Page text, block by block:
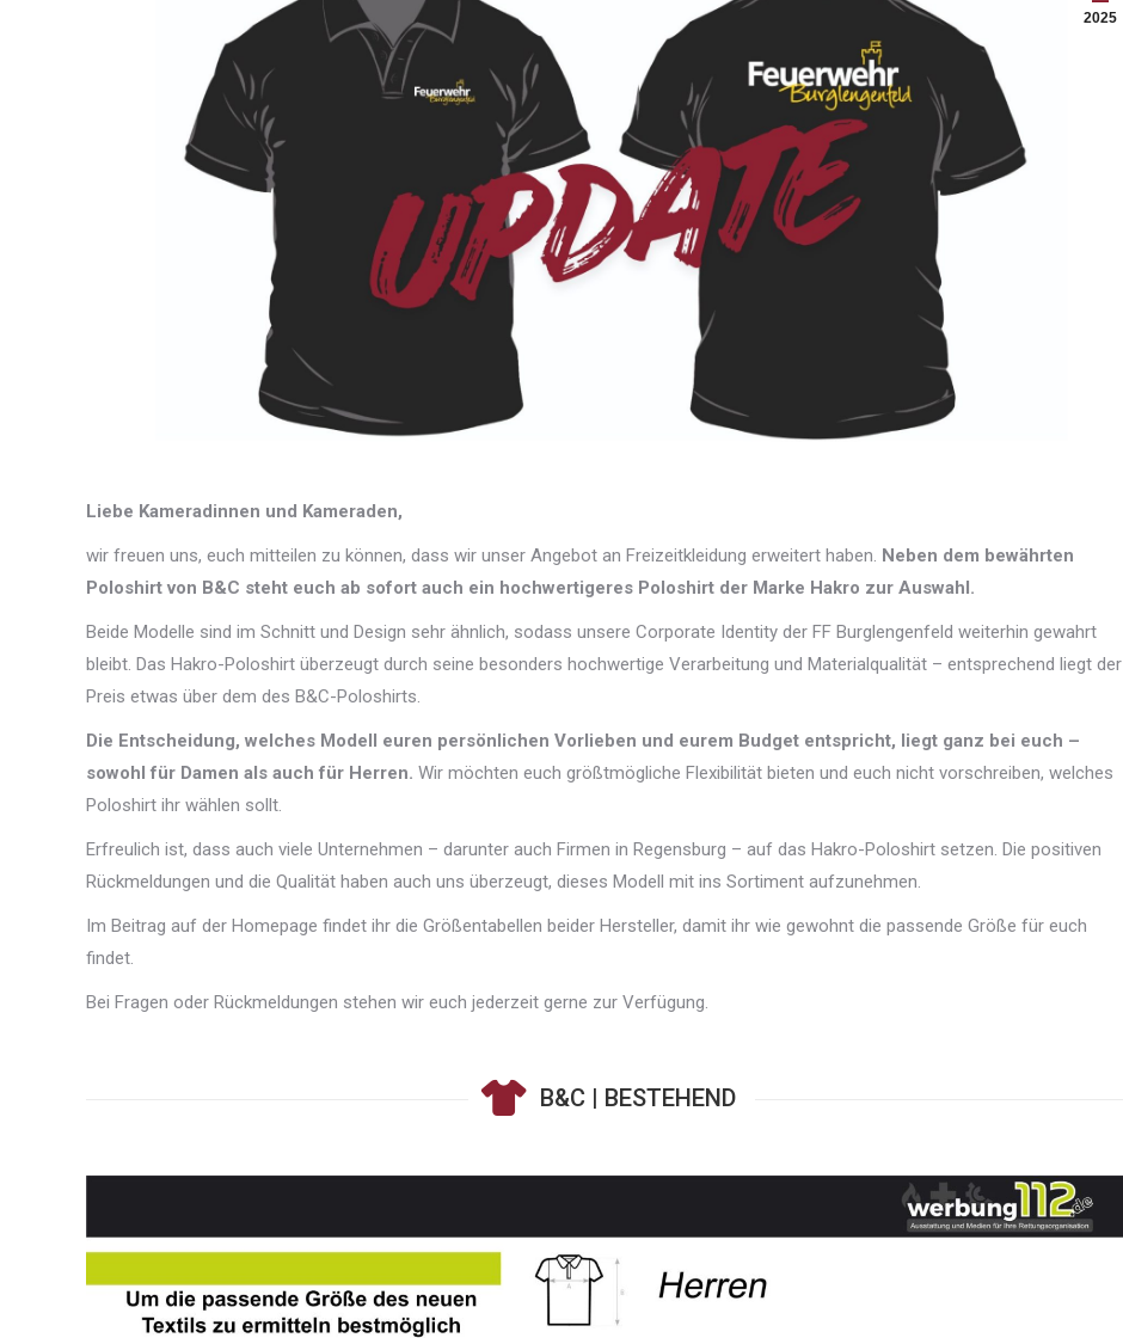
2025
Liebe Kameradinnen und Kameraden,
wir freuen uns, euch mitteilen zu können, dass wir unser Angebot an Freizeitkleidung erweitert haben. Neben dem bewährten
Poloshirt von B&C steht euch ab sofort auch ein hochwertigeres Poloshirt der Marke Hakro zur Auswahl.
Beide Modelle sind im Schnitt und Design sehr ähnlich, sodass unsere Corporate Identity der FF Burglengenfeld weiterhin gewahrt
bleibt. Das Hakro-Poloshirt überzeugt durch seine besonders hochwertige Verarbeitung und Materialqualität – entsprechend liegt der
Preis etwas über dem des B&C-Poloshirts.
Die Entscheidung, welches Modell euren persönlichen Vorlieben und eurem Budget entspricht, liegt ganz bei euch –
sowohl für Damen als auch für Herren. Wir möchten euch größtmögliche Flexibilität bieten und euch nicht vorschreiben, welches
Poloshirt ihr wählen sollt.
Erfreulich ist, dass auch viele Unternehmen – darunter auch Firmen in Regensburg – auf das Hakro-Poloshirt setzen. Die positiven
Rückmeldungen und die Qualität haben auch uns überzeugt, dieses Modell mit ins Sortiment aufzunehmen.
Im Beitrag auf der Homepage findet ihr die Größentabellen beider Hersteller, damit ihr wie gewohnt die passende Größe für euch
findet.
Bei Fragen oder Rückmeldungen stehen wir euch jederzeit gerne zur Verfügung.
B&C | BESTEHEND